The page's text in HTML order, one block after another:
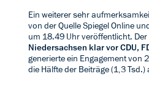
Ein weiterer sehr
von der Quelle Spiegel Online
um 18.49 Uhr veröffentlicht.
Niedersachsen klar vor CDU,
generierte ein Engagement von
die Hälfte der Beiträge (1,3